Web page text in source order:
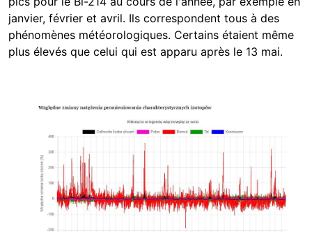
janvier, février et avril. Ils correspondent tous à des
phénomènes météorologiques. Certains étaient même
plus élevés que celui qui est apparu après le 13 mai.
Image